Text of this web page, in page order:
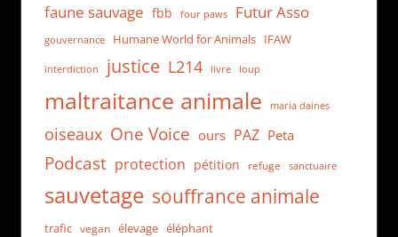
faune sauvage fbb four paws Futur Asso
gouvernance Humane World for Animals IFAW
interdiction justice L214 livre loup
maltraitance animale maria daines
oiseaux One Voice ours PAZ Peta
Podcast protection pétition refuge sanctuaire
sauvetage souffrance animale
trafic vegan élevage éléphant